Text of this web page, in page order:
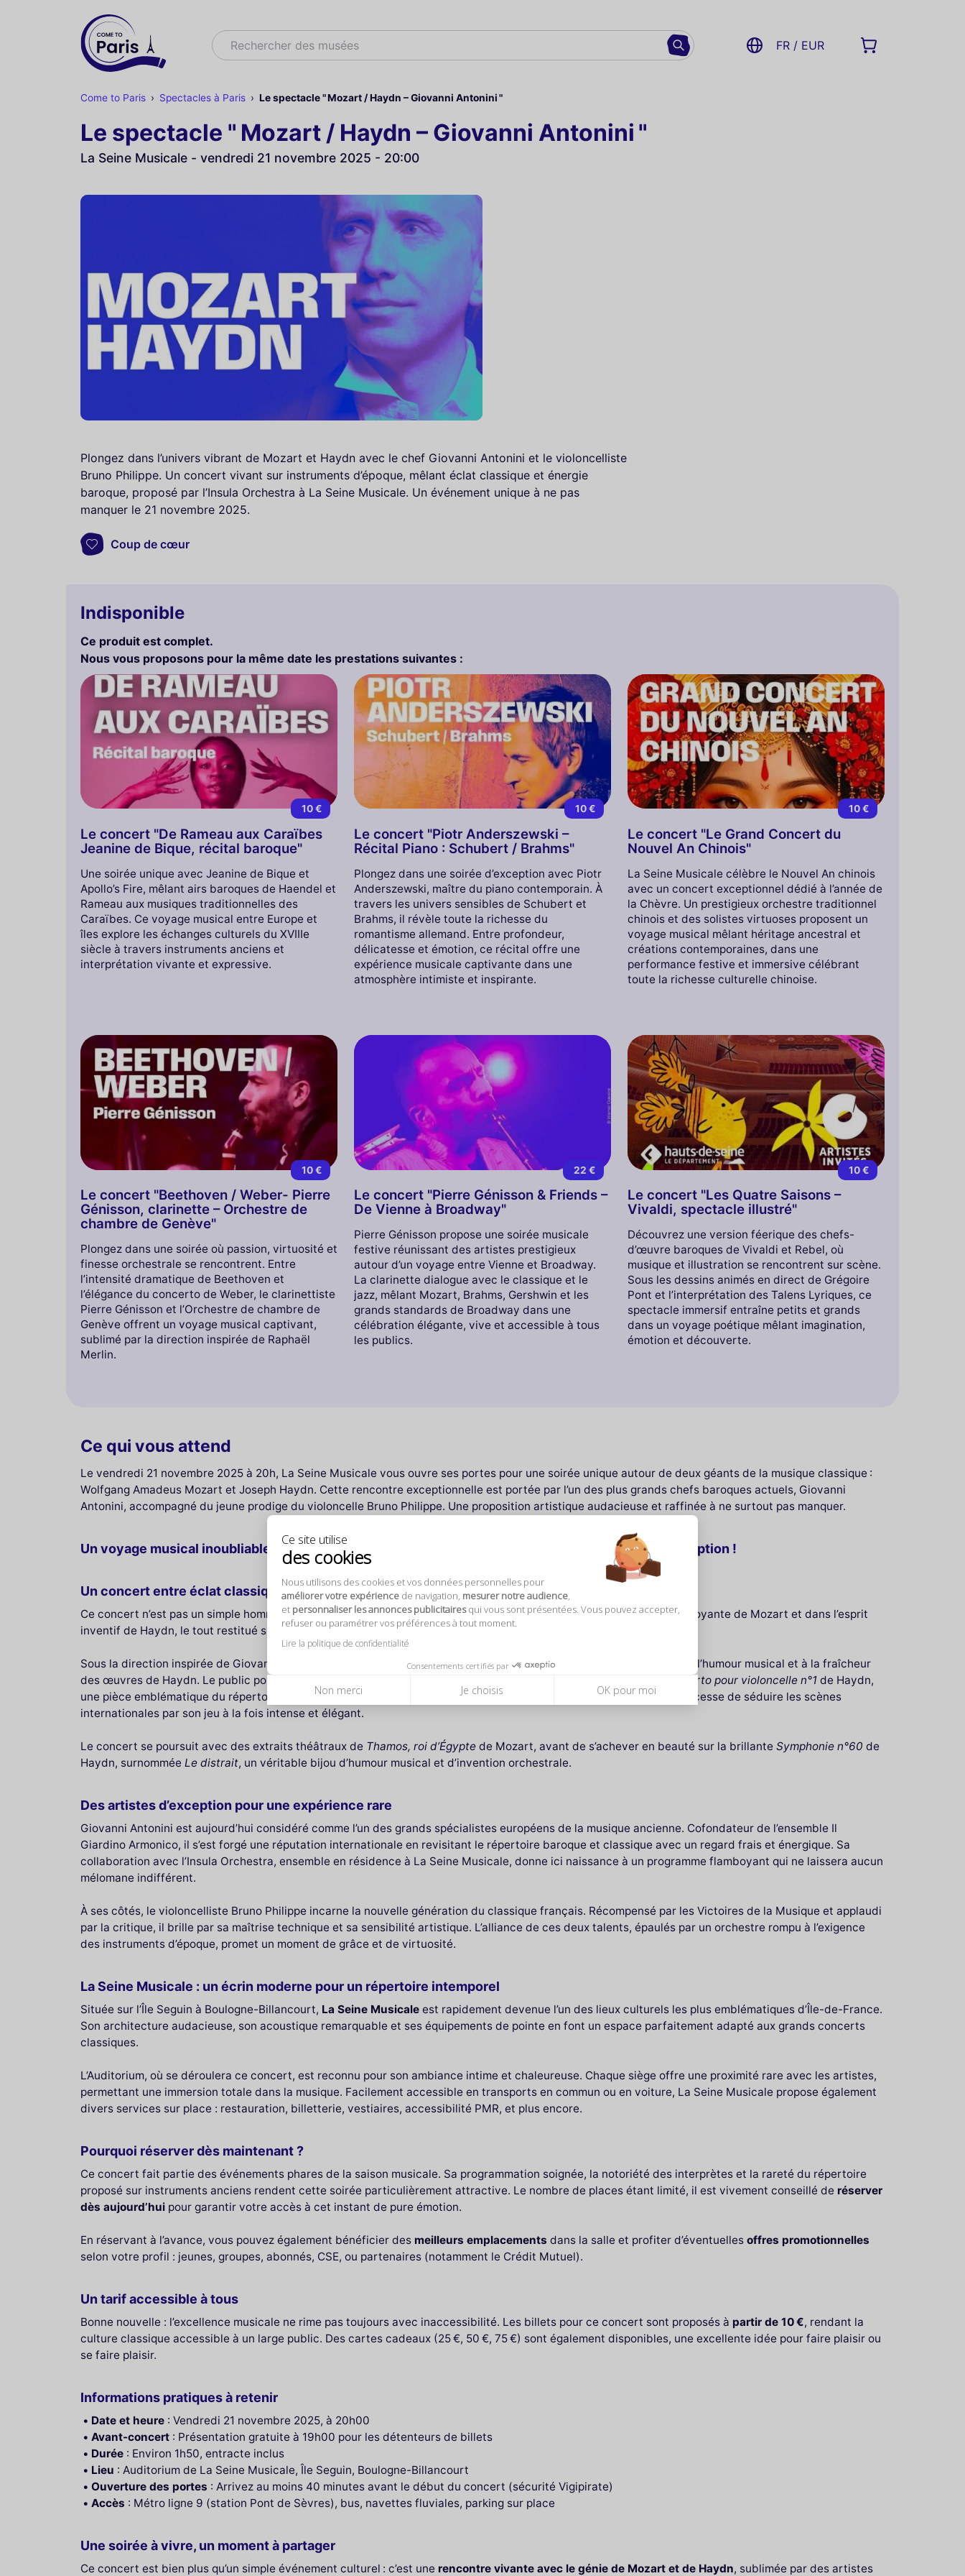
Ce site utilise
des cookies
Nous utilisons des cookies et vos données personnelles pour
améliorer votre expérience de navigation, mesurer notre audience,
et personnaliser les annonces publicitairesqui vous sont présentées. Vous pouvez accepter,
refuser ou paramétrer vos préférences à tout moment.
Lire la politique de confidentialité
Consentements certifiés par
Non merci Je choisis OK pour moi
Rechercher
Rechercher des musées FR / EUR
Come to Paris Spectacles à Paris Le spectacle " Mozart / Haydn – Giovanni Antonini "
Le spectacle " Mozart / Haydn – Giovanni Antonini "
La Seine Musicale - vendredi 21 novembre 2025 - 20:00
Plongez dans l’univers vibrant de Mozart et Haydn avec le chef Giovanni Antonini et le violoncelliste
Bruno Philippe. Un concert vivant sur instruments d’époque, mêlant éclat classique et énergie
baroque, proposé par l’Insula Orchestra à La Seine Musicale. Un événement unique à ne pas
manquer le 21 novembre 2025.
Coup de cœur
Indisponible
Ce produit est complet.
Nous vous proposons pour la même date les prestations suivantes :
10 €
Le concert "De Rameau aux Caraïbes
Jeanine de Bique, récital baroque"
Une soirée unique avec Jeanine de Bique et
Apollo’s Fire, mêlant airs baroques de Haendel et
Rameau aux musiques traditionnelles des
Caraïbes. Ce voyage musical entre Europe et
îles explore les échanges culturels du XVIIIe
siècle à travers instruments anciens et
interprétation vivante et expressive.
10 €
Le concert "Piotr Anderszewski –
Récital Piano : Schubert / Brahms"
Plongez dans une soirée d’exception avec Piotr
Anderszewski, maître du piano contemporain. À
travers les univers sensibles de Schubert et
Brahms, il révèle toute la richesse du
romantisme allemand. Entre profondeur,
délicatesse et émotion, ce récital offre une
expérience musicale captivante dans une
atmosphère intimiste et inspirante.
10 €
Le concert "Le Grand Concert du
Nouvel An Chinois"
La Seine Musicale célèbre le Nouvel An chinois
avec un concert exceptionnel dédié à l’année de
la Chèvre. Un prestigieux orchestre traditionnel
chinois et des solistes virtuoses proposent un
voyage musical mêlant héritage ancestral et
créations contemporaines, dans une
performance festive et immersive célébrant
toute la richesse culturelle chinoise.
10 €
Le concert "Beethoven / Weber- Pierre
Génisson, clarinette – Orchestre de
chambre de Genève"
Plongez dans une soirée où passion, virtuosité et
finesse orchestrale se rencontrent. Entre
l’intensité dramatique de Beethoven et
l’élégance du concerto de Weber, le clarinettiste
Pierre Génisson et l’Orchestre de chambre de
Genève offrent un voyage musical captivant,
sublimé par la direction inspirée de Raphaël
Merlin.
22 €
Le concert "Pierre Génisson & Friends –
De Vienne à Broadway"
Pierre Génisson propose une soirée musicale
festive réunissant des artistes prestigieux
autour d’un voyage entre Vienne et Broadway.
La clarinette dialogue avec le classique et le
jazz, mêlant Mozart, Brahms, Gershwin et les
grands standards de Broadway dans une
célébration élégante, vive et accessible à tous
les publics.
10 €
Le concert "Les Quatre Saisons –
Vivaldi, spectacle illustré"
Découvrez une version féerique des chefs-
d’œuvre baroques de Vivaldi et Rebel, où
musique et illustration se rencontrent sur scène.
Sous les dessins animés en direct de Grégoire
Pont et l’interprétation des Talens Lyriques, ce
spectacle immersif entraîne petits et grands
dans un voyage poétique mêlant imagination,
émotion et découverte.
Ce qui vous attend
Le vendredi 21 novembre 2025 à 20h, La Seine Musicale vous ouvre ses portes pour une soirée unique autour de deux géants de la musique classique :
Wolfgang Amadeus Mozart et Joseph Haydn. Cette rencontre exceptionnelle est portée par l’un des plus grands chefs baroques actuels, Giovanni
Antonini, accompagné du jeune prodige du violoncelle Bruno Philippe. Une proposition artistique audacieuse et raffinée à ne surtout pas manquer.
Un voyage musical inoubliable entre Vienne et Milan – Réservez votre place pour une soirée d’exception !
Un concert entre éclat classique et souffle baroque
Ce concert n’est pas un simple hommage aux compositeurs viennois. Il s'agit d’une immersion dans la créativité flamboyante de Mozart et dans l’esprit
inventif de Haydn, le tout restitué sur instruments anciens pour raviver l’authenticité sonore de leur époque.
Sous la direction inspirée de Giovanni Antonini, le programme mêle les couleurs orchestrales lumineuses de Mozart à l’humour musical et à la fraîcheur
des œuvres de Haydn. Le public pourra notamment découvrir la pétillante ouverture de
Concerto pour violoncelle n°1 de Haydn,
une pièce emblématique du répertoire classique, interprétée par Bruno Philippe. L’expressivité de ce jeune soliste ne cesse de séduire les scènes
internationales par son jeu à la fois intense et élégant.
Le concert se poursuit avec des extraits théâtraux de Thamos, roi d’Égypte de Mozart, avant de s’achever en beauté sur la brillante Symphonie n°60 de
Haydn, surnommée Le distrait, un véritable bijou d’humour musical et d’invention orchestrale.
Des artistes d’exception pour une expérience rare
Giovanni Antonini est aujourd’hui considéré comme l’un des grands spécialistes européens de la musique ancienne. Cofondateur de l’ensemble Il
Giardino Armonico, il s’est forgé une réputation internationale en revisitant le répertoire baroque et classique avec un regard frais et énergique. Sa
collaboration avec l’Insula Orchestra, ensemble en résidence à La Seine Musicale, donne ici naissance à un programme flamboyant qui ne laissera aucun
mélomane indifférent.
À ses côtés, le violoncelliste Bruno Philippe incarne la nouvelle génération du classique français. Récompensé par les Victoires de la Musique et applaudi
par la critique, il brille par sa maîtrise technique et sa sensibilité artistique. L’alliance de ces deux talents, épaulés par un orchestre rompu à l’exigence
des instruments d’époque, promet un moment de grâce et de virtuosité.
La Seine Musicale : un écrin moderne pour un répertoire intemporel
Située sur l’Île Seguin à Boulogne-Billancourt, La Seine Musicale est rapidement devenue l’un des lieux culturels les plus emblématiques d’Île-de-France.
Son architecture audacieuse, son acoustique remarquable et ses équipements de pointe en font un espace parfaitement adapté aux grands concerts
classiques.
L’Auditorium, où se déroulera ce concert, est reconnu pour son ambiance intime et chaleureuse. Chaque siège offre une proximité rare avec les artistes,
permettant une immersion totale dans la musique. Facilement accessible en transports en commun ou en voiture, La Seine Musicale propose également
divers services sur place : restauration, billetterie, vestiaires, accessibilité PMR, et plus encore.
Pourquoi réserver dès maintenant ?
Ce concert fait partie des événements phares de la saison musicale. Sa programmation soignée, la notoriété des interprètes et la rareté du répertoire
proposé sur instruments anciens rendent cette soirée particulièrement attractive. Le nombre de places étant limité, il est vivement conseillé de réserver
dès aujourd’hui pour garantir votre accès à cet instant de pure émotion.
En réservant à l’avance, vous pouvez également bénéficier des meilleurs emplacements dans la salle et profiter d’éventuelles offres promotionnelles
selon votre profil : jeunes, groupes, abonnés, CSE, ou partenaires (notamment le Crédit Mutuel).
Un tarif accessible à tous
Bonne nouvelle : l’excellence musicale ne rime pas toujours avec inaccessibilité. Les billets pour ce concert sont proposés à partir de 10 €, rendant la
culture classique accessible à un large public. Des cartes cadeaux (25 €, 50 €, 75 €) sont également disponibles, une excellente idée pour faire plaisir ou
se faire plaisir.
Informations pratiques à retenir
Date et heure : Vendredi 21 novembre 2025, à 20h00
Avant-concert : Présentation gratuite à 19h00 pour les détenteurs de billets
Durée : Environ 1h50, entracte inclus
Lieu : Auditorium de La Seine Musicale, Île Seguin, Boulogne-Billancourt
Ouverture des portes : Arrivez au moins 40 minutes avant le début du concert (sécurité Vigipirate)
Accès : Métro ligne 9 (station Pont de Sèvres), bus, navettes fluviales, parking sur place
Une soirée à vivre, un moment à partager
Ce concert est bien plus qu’un simple événement culturel : c’est une rencontre vivante avec le génie de Mozart et de Haydn, sublimée par des artistes